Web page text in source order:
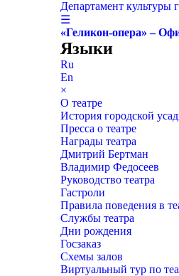
Департамент культуры
☰
«Геликон-опера» –
Языки
Ru
En
×
О театре
История городской
Пресса о театре
Награды театра
Дмитрий Бертман
Владимир Федосеев
Руководство театра
Гастроли
Правила поведения в
Службы театра
Дни рождения
Госзаказ
Схемы залов
Виртуальный тур по